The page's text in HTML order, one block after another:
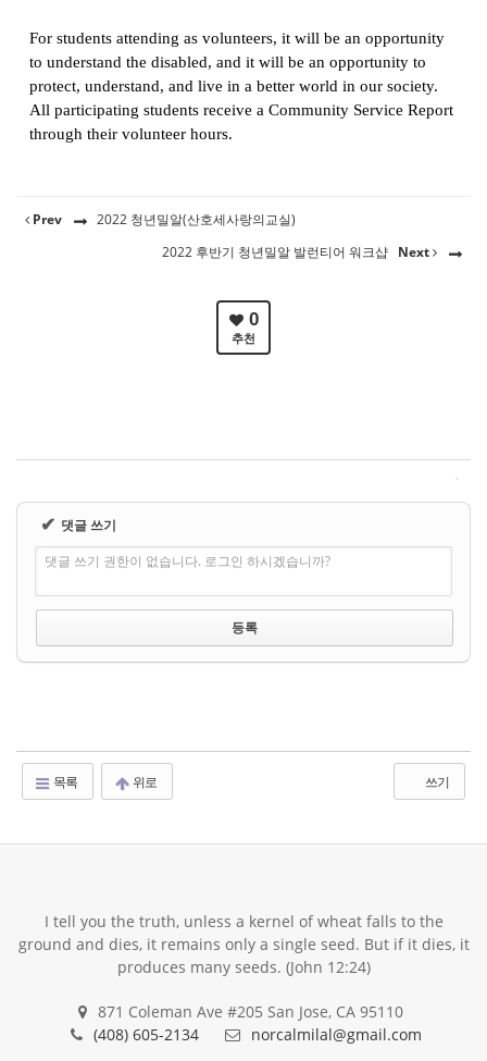
For students attending as volunteers, it will be an opportunity
to understand the disabled, and it will be an opportunity to
protect, understand, and live in a better world in our society.
All participating students receive a Community Service Report
through their volunteer hours.
Prev
2022 청년밀알(산호세사랑의교실)
2022 후반기 청년밀알 발런티어 워크샵 Next
0
추천
✔ 댓글 쓰기
댓글 쓰기 권한이 없습니다. 로그인 하시겠습니까?
목록 위로 쓰기
I tell you the truth, unless a kernel of wheat falls to the
ground and dies, it remains only a single seed. But if it dies, it
produces many seeds. (John 12:24)
871 Coleman Ave #205 San Jose, CA 95110
(408) 605-2134
norcalmilal@gmail.com